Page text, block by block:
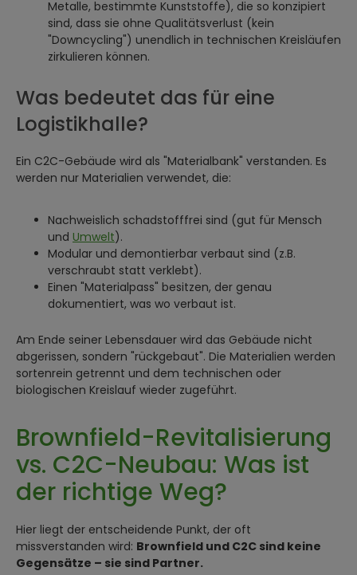
Metalle, bestimmte Kunststoffe), die so konzipiert
sind, dass sie ohne Qualitätsverlust (kein
"Downcycling") unendlich in technischen Kreisläufen
zirkulieren können.
Was bedeutet das für eine
Logistikhalle?
Ein C2C-Gebäude wird als "Materialbank" verstanden. Es
werden nur Materialien verwendet, die:
Nachweislich schadstofffrei sind (gut für Mensch
und Umwelt).
Modular und demontierbar verbaut sind (z.B.
verschraubt statt verklebt).
Einen "Materialpass" besitzen, der genau
dokumentiert, was wo verbaut ist.
Am Ende seiner Lebensdauer wird das Gebäude nicht
abgerissen, sondern "rückgebaut". Die Materialien werden
sortenrein getrennt und dem technischen oder
biologischen Kreislauf wieder zugeführt.
Brownfield-Revitalisierung
vs. C2C-Neubau: Was ist
der richtige Weg?
Hier liegt der entscheidende Punkt, der oft
missverstanden wird: Brownfield und C2C sind keine
Gegensätze – sie sind Partner.